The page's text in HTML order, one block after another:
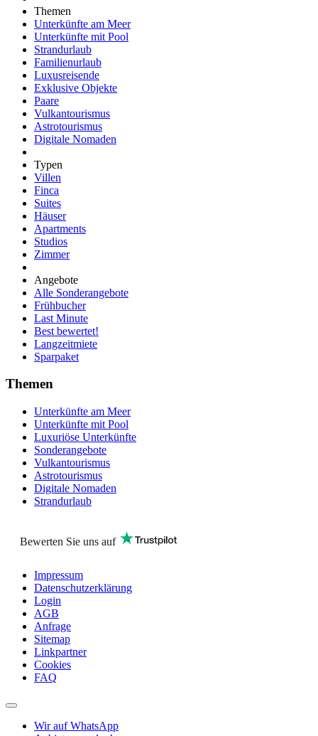
Themen
Unterkünfte am Meer
Unterkünfte mit Pool
Strandurlaub
Familienurlaub
Luxusreisende
Exklusive Objekte
Paare
Vulkantourismus
Astrotourismus
Digitale Nomaden
Typen
Villen
Finca
Suites
Häuser
Apartments
Studios
Zimmer
Angebote
Alle Sonderangebote
Frühbucher
Last Minute
Best bewertet!
Langzeitmiete
Sparpaket
Themen
Unterkünfte am Meer
Unterkünfte mit Pool
Luxuriöse Unterkünfte
Sonderangebote
Vulkantourismus
Astrotourismus
Digitale Nomaden
Strandurlaub
Bewerten Sie uns auf
Impressum
Datenschutzerklärung
Login
AGB
Anfrage
Sitemap
Linkpartner
Cookies
FAQ
Wir auf WhatsApp